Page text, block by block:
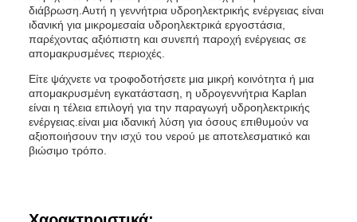
διάβρωση.Αυτή η γεννήτρια υδροηλεκτρικής ενέργειας είναι
ιδανική για μικρομεσαία υδροηλεκτρικά εργοστάσια,
παρέχοντας αξιόπιστη και συνεπή παροχή ενέργειας σε
απομακρυσμένες περιοχές.
Είτε ψάχνετε να τροφοδοτήσετε μια μικρή κοινότητα ή μια
απομακρυσμένη εγκατάσταση, η υδρογεννήτρια Kaplan
είναι η τέλεια επιλογή για την παραγωγή υδροηλεκτρικής
ενέργειας.είναι μια ιδανική λύση για όσους επιθυμούν να
αξιοποιήσουν την ισχύ του νερού με αποτελεσματικό και
βιώσιμο τρόπο.